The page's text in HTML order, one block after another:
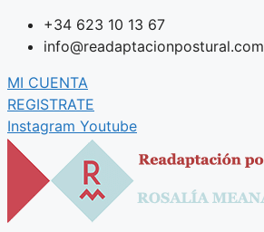
+34 623 10 13 67
info@readaptacionpostural.com
MI CUENTA
REGISTRATE
Instagram Youtube